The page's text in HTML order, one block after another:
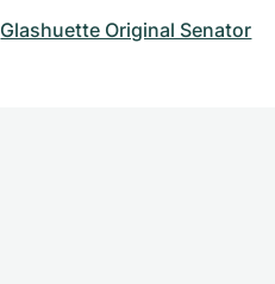
Glashuette Original Senator